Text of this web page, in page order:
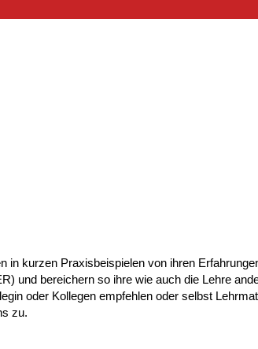
in kurzen Praxisbeispielen von ihren
und bereichern so ihre wie auch die Lehre
oder Kollegen empfehlen oder selbst
zu.